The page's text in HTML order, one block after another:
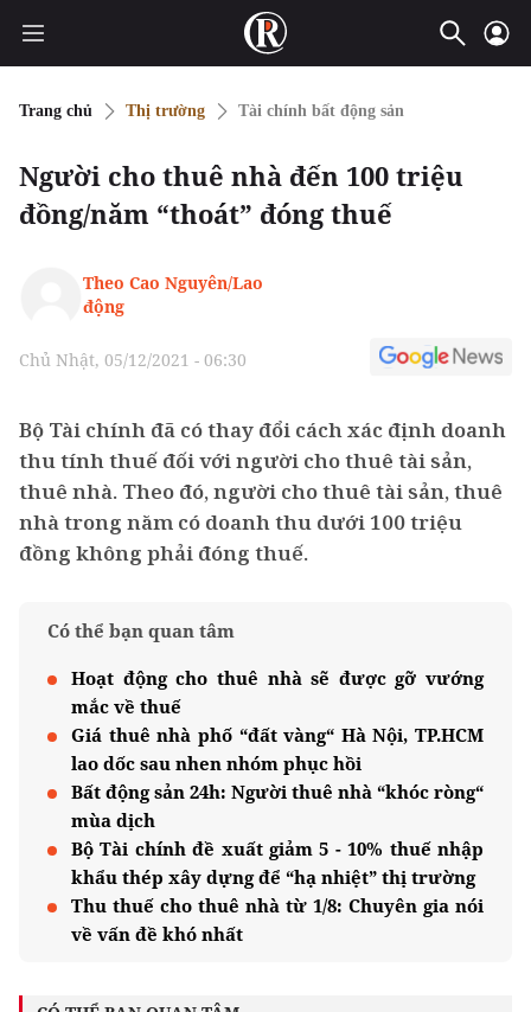
Trang chủ Thị trường Tài chính bất động sản
Người cho thuê nhà đến 100 triệu
đồng/năm “thoát” đóng thuế
Theo Cao Nguyên/Lao
động
Chủ Nhật, 05/12/2021 - 06:30
Bộ Tài chính đã có thay đổi cách xác định doanh
thu tính thuế đối với người cho thuê tài sản,
thuê nhà. Theo đó, người cho thuê tài sản, thuê
nhà trong năm có doanh thu dưới 100 triệu
đồng không phải đóng thuế.
Có thể bạn quan tâm
Hoạt động cho thuê nhà sẽ được gỡ vướng
mắc về thuế
Giá thuê nhà phố “đất vàng“ Hà Nội, TP.HCM
lao dốc sau nhen nhóm phục hồi
Bất động sản 24h: Người thuê nhà “khóc ròng“
mùa dịch
Bộ Tài chính đề xuất giảm 5 - 10% thuế nhập
khẩu thép xây dựng để “hạ nhiệt” thị trường
Thu thuế cho thuê nhà từ 1/8: Chuyên gia nói
về vấn đề khó nhất